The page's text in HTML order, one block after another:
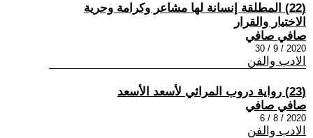
(22) المطلقة إنسانة لها مشاعر وكرامة وحرية
الاختيار والقرار
صافي صافي
2020 / 9 / 30
الادب والفن
(23) رواية دروب المراثي لأسعد الأسعد
صافي صافي
2020 / 8 / 6
الادب والفن